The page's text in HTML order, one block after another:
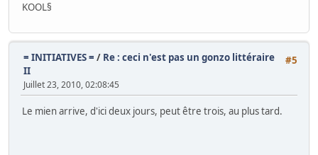
KOOL§
#5
= INITIATIVES = / Re : ceci n'est pas un gonzo littéraire
II
Juillet 23, 2010, 02:08:45
Le mien arrive, d'ici deux jours, peut être trois, au plus tard.